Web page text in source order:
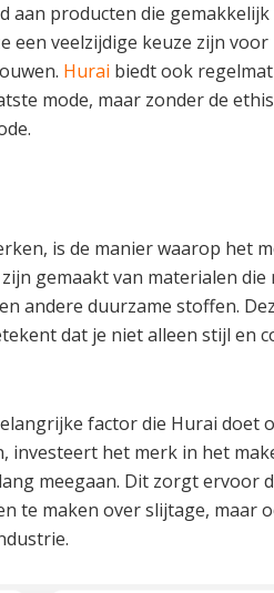
aan producten die
veelzijdige keuze zijn voor
Hurai biedt ook
mode, maar zonder de
is de manier waarop het
zijn gemaakt van materialen
andere duurzame stoffen.
dat je niet alleen stijl en
factor die Hurai doet
investeert het merk in het
meegaan. Dit zorgt ervoor
te maken over slijtage, maar